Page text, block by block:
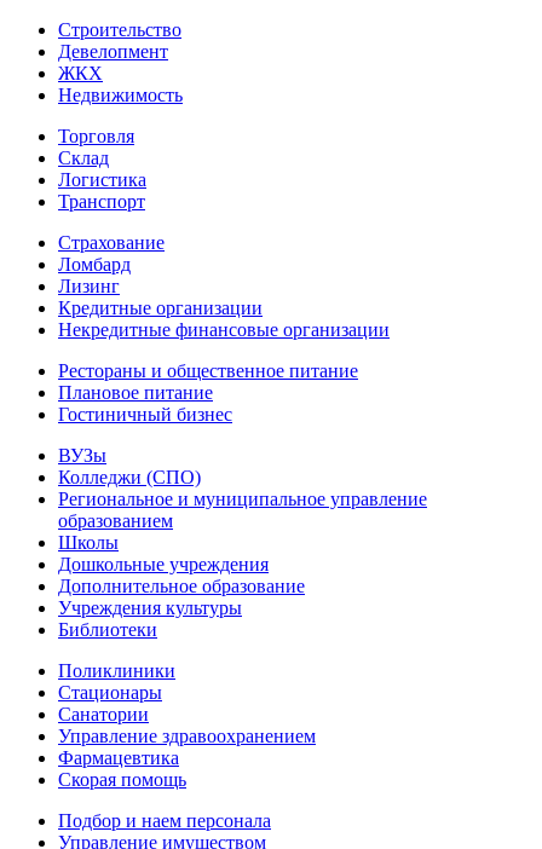
Строительство
Девелопмент
ЖКХ
Недвижимость
Торговля
Склад
Логистика
Транспорт
Страхование
Ломбард
Лизинг
Кредитные организации
Некредитные финансовые организации
Рестораны и общественное питание
Плановое питание
Гостиничный бизнес
ВУЗы
Колледжи (СПО)
Региональное и муниципальное управление
образованием
Школы
Дошкольные учреждения
Дополнительное образование
Учреждения культуры
Библиотеки
Поликлиники
Стационары
Санатории
Управление здравоохранением
Фармацевтика
Скорая помощь
Подбор и наем персонала
Управление имуществом